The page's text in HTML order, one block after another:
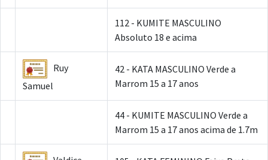
112 - KUMITE MASCULINO
Absoluto 18 e acima
Ruy
Samuel
42 - KATA MASCULINO Verde a
Marrom 15 a 17 anos
44 - KUMITE MASCULINO Verde a
Marrom 15 a 17 anos acima de 1.7m